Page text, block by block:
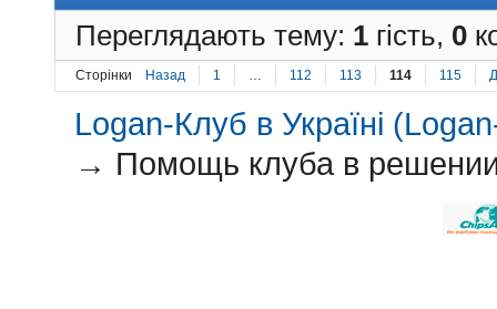
Переглядають тему: 1 гість, 0
Сторінки Назад 1 … 112 113 114 115
Logan-Клуб в Україні
→ Помощь клуба в